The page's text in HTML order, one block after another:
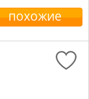
похожие